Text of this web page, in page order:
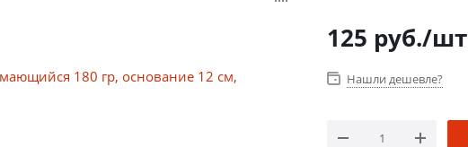
125 руб./шт
Нашли дешевле?